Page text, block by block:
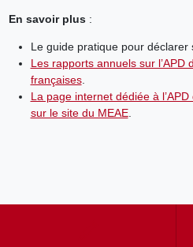
En savoir plus:
Le guide pratique pour déclarer
Les rapports annuels sur l’APD
françaises.
La page internet dédiée à
sur le site du MEAE.